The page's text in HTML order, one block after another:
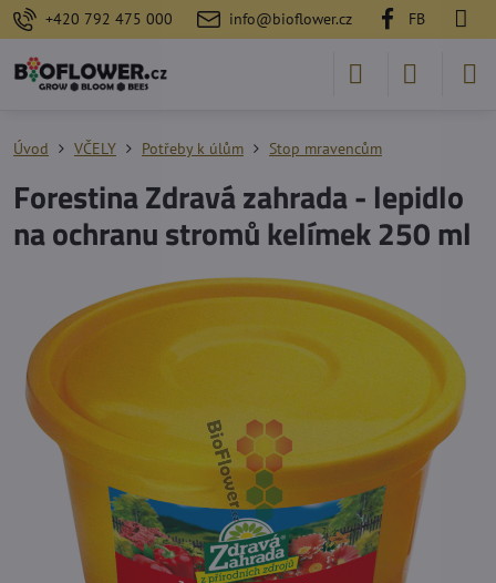
+420 792 475 000 info@bioflower.cz FB
Úvod VČELY Potřeby k úlům Stop mravencům
Forestina Zdravá zahrada - lepidlo
na ochranu stromů kelímek 250 ml